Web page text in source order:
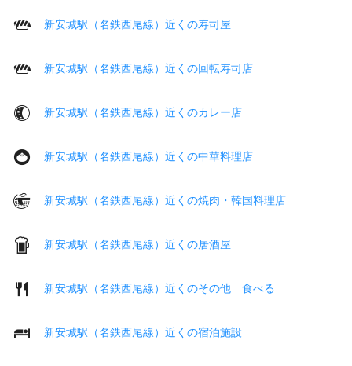
新安城駅（名鉄西尾線）近くの寿司屋
新安城駅（名鉄西尾線）近くの回転寿司店
新安城駅（名鉄西尾線）近くのカレー店
新安城駅（名鉄西尾線）近くの中華料理店
新安城駅（名鉄西尾線）近くの焼肉・韓国料理店
新安城駅（名鉄西尾線）近くの居酒屋
新安城駅（名鉄西尾線）近くのその他 食べる
新安城駅（名鉄西尾線）近くの宿泊施設